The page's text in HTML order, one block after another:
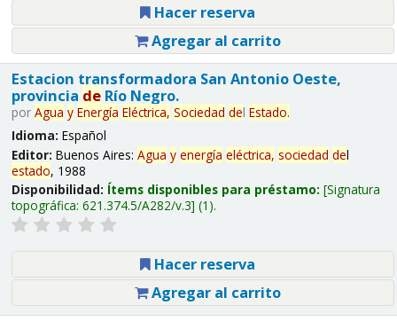
Hacer reserva
Agregar al carrito
Estacion transformadora San Antonio Oeste,
provincia deRío Negro.
por Agua y Energía Eléctrica, Sociedad del Estado.
Idioma: Español
Editor: Buenos Aires: Agua y energía eléctrica, sociedad del
estado, 1988
Disponibilidad: Ítems disponibles para préstamo: Signatura
topográfica: 621.374.5/A282/v.3 (1).
Hacer reserva
Agregar al carrito